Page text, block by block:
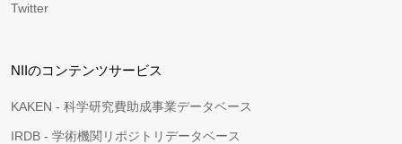
Twitter
NIIのコンテンツサービス
KAKEN - 科学研究費助成事業データベース
IRDB - 学術機関リポジトリデータベース